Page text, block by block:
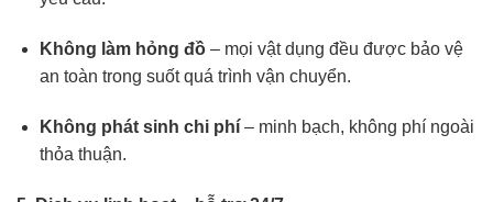
Không làm hỏng đồ– mọi vật dụng đều được bảo vệ
an toàn trong suốt quá trình vận chuyển.
Không phát sinh chi phí– minh bạch, không phí ngoài
thỏa thuận.